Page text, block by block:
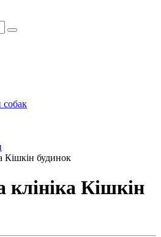
Кішкін будинок
клініка Кішкін